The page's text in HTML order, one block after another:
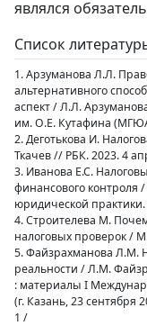
являлся
Список
1. Арзуманова Л.Л.
альтернативного
аспект / Л.Л.
им. О.Е. Кутафина
2. Деготькова И.
Ткачев // РБК. 2023. 4
3. Иванова Е.С.
финансового контроля
юридической
4. Строителева М.
налоговых проверок /
5. Файзрахманова Л.М.
реальности / Л.М.
: материалы I
(г. Казань, 23 сентября
1 /